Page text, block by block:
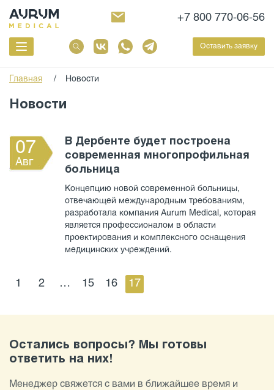
+7 800 770-06-56
Оставить заявку
Главная / Новости
Новости
07
Авг
В Дербенте будет построена
современная многопрофильная
больница
Концепцию новой современной больницы,
отвечающей международным требованиям,
разработала компания Aurum Medical, которая
является профессионалом в области
проектирования и комплексного оснащения
медицинских учреждений.
1 2 … 15 16 17
Остались вопросы? Мы готовы
ответить на них!
Менеджер свяжется с вами в ближайшее время и